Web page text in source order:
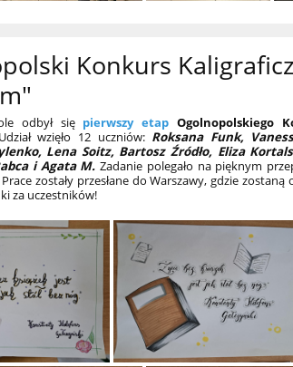
Konkurs
odbył siępierwszy etap Ogolnopolskiego
wzięło 12 uczniów: Roksana Funk,
Lena Soitz, Bartosz Źródło, Eliza
i Agata M.Zadanie polegało na pięknym
Prace zostały przesłane do Warszawy, gdzie
za uczestników!